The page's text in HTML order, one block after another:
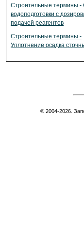
Строительные термины -
водоподготовки с
подачей реагентов
Строительные термины -
Уплотнение осадка
© 2004-2026.